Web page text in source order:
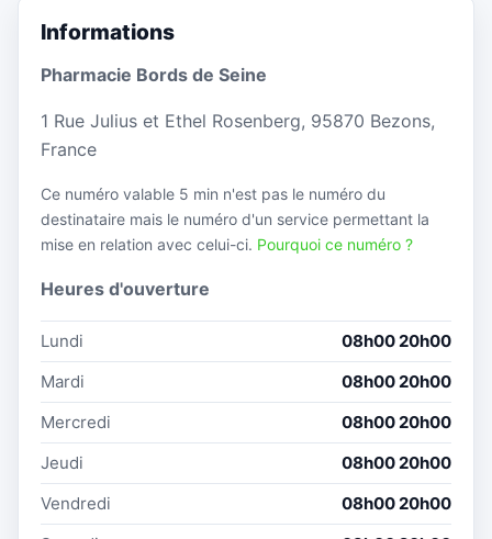
Informations
Pharmacie Bords de Seine
1 Rue Julius et Ethel Rosenberg, 95870 Bezons,
France
Ce numéro valable 5 min n'est pas le numéro du
destinataire mais le numéro d'un service permettant la
mise en relation avec celui-ci. Pourquoi ce numéro ?
Heures d'ouverture
Lundi
08h00 20h00
Mardi
08h00 20h00
Mercredi
08h00 20h00
Jeudi
08h00 20h00
Vendredi
08h00 20h00